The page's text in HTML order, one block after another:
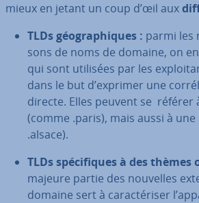
mieux en jetant un coup d’œil aux
TLDs géo­gra­phiques : parmi les
sons de noms de domaine, on
qui sont utilisées par les
dans le but d’exprimer une
directe. Elles peuvent se référer
(comme .paris), mais aussi à
.alsace).
TLDs spé­ci­fiques à des thèmes
majeure partie des nouvelles
domaine sert à ca­rac­té­ri­ser